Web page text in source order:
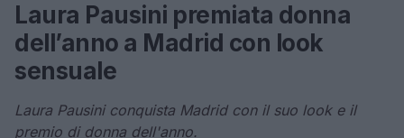
Laura Pausini premiata donna
dell’anno a Madrid con look
sensuale
Laura Pausini conquista Madrid con il suo look e il
premio di donna dell'anno.